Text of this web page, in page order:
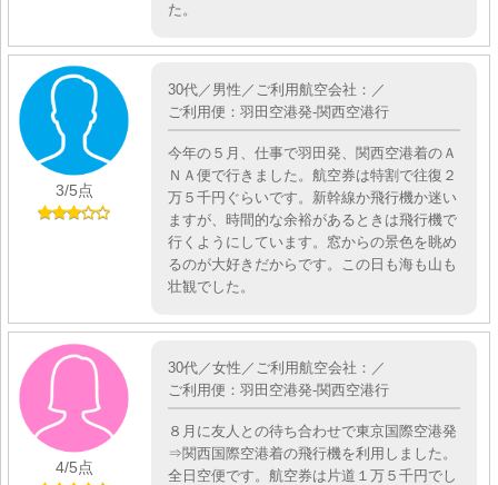
た。
3/5点
30代／男性／ご利用航空会社：／
ご利用便：羽田空港発-関西空港行
今年の５月、仕事で羽田発、関西空港着のＡ
ＮＡ便で行きました。航空券は特割で往復２
万５千円ぐらいです。新幹線か飛行機か迷い
ますが、時間的な余裕があるときは飛行機で
行くようにしています。窓からの景色を眺め
るのが大好きだからです。この日も海も山も
壮観でした。
4/5点
30代／女性／ご利用航空会社：／
ご利用便：羽田空港発-関西空港行
８月に友人との待ち合わせで東京国際空港発
⇒関西国際空港着の飛行機を利用しました。
全日空便です。航空券は片道１万５千円でし